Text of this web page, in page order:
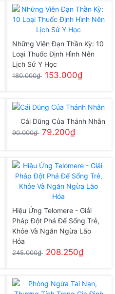
Những Viên Đạn Thần Kỳ: 10
Loại Thuốc Định Hình Nên
Lịch Sử Y Học
180.000₫ 153.000₫
Cái Dũng Của Thánh Nhân
90.000₫ 79.200₫
Hiệu Ứng Telomere - Giải
Pháp Đột Phá Để Sống Trẻ,
Khỏe Và Ngăn Ngừa Lão
Hóa
245.000₫ 208.250₫